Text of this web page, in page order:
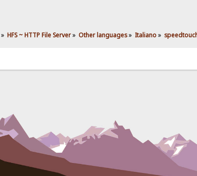
» HFS ~ HTTP File Server» Other languages» Italiano»